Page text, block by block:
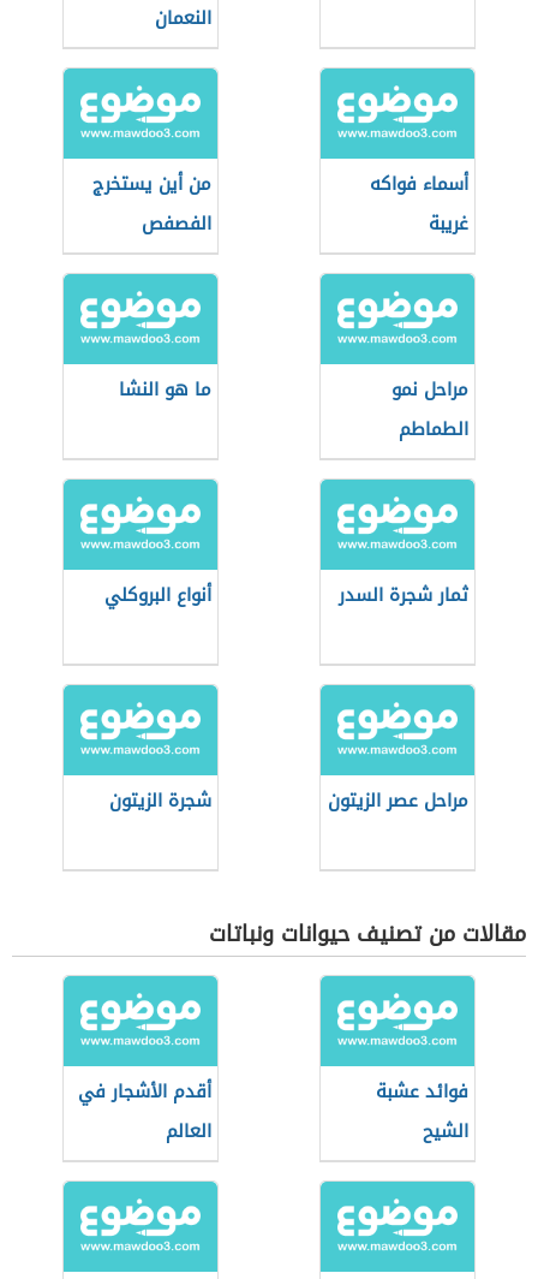
النعمان
أسماء فواكه
غريبة
من أين يستخرج
الفصفص
مراحل نمو
الطماطم
ما هو النشا
ثمار شجرة السدر أنواع البروكلي
مراحل عصر الزيتون شجرة الزيتون
مقالات من تصنيف حيوانات ونباتات
فوائد عشبة
الشيح
أقدم الأشجار في
العالم